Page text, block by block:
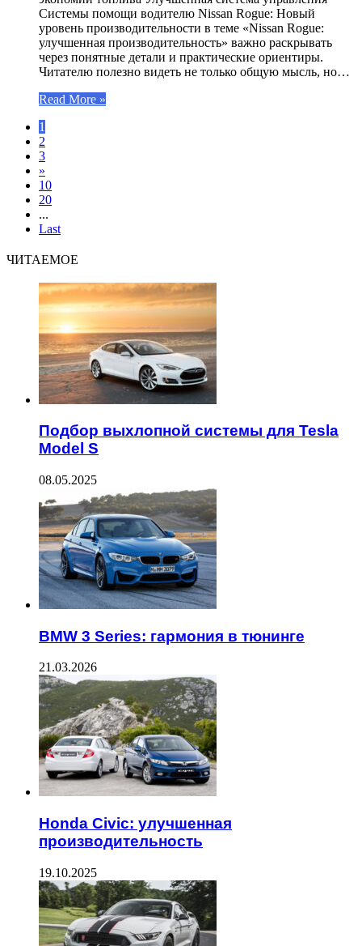
Системы помощи водителю Nissan Rogue: Новый
уровень производительности в теме «Nissan Rogue:
улучшенная производительность» важно раскрывать
через понятные детали и практические ориентиры.
Читателю полезно видеть не только общую мысль, но…
Read More »
1
2
3
»
10
20
...
Last
ЧИТАЕМОЕ
Подбор выхлопной системы для Tesla
Model S
08.05.2025
BMW 3 Series: гармония в тюнинге
21.03.2026
Honda Civic: улучшенная
производительность
19.10.2025